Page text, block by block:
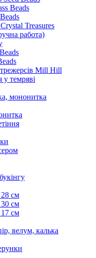
Beads
Treasures
работа)
Mill Hill
у темряві
мононитка
см
см
см
велум, калька